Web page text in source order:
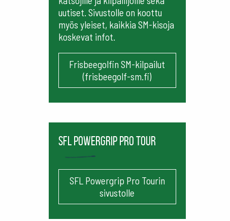
uutiset. Sivustolle on koottu
myös yleiset, kaikkia SM-kisoja
koskevat infot.
Frisbeegolfin SM-kilpailut
(frisbeegolf-sm.fi)
SFL Powergrip Pro Tour
SFL Powergrip Pro Tourin
sivustolle